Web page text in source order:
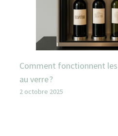
Comment fonctionnent
au verre ?
2 octobre 2025